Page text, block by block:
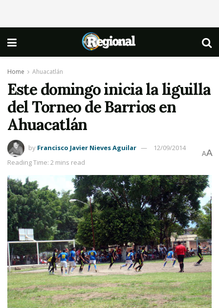
Home Ahuacatlán
Este domingo inicia la liguilla
del Torneo de Barrios en
Ahuacatlán
by Francisco Javier Nieves Aguilar
12/09/2014
Reading Time: 2 mins read
AA